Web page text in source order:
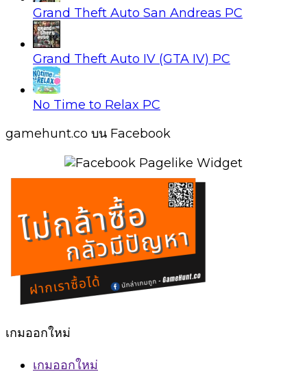
Grand Theft Auto San Andreas PC
Grand Theft Auto IV (GTA IV) PC
No Time to Relax PC
gamehunt.co บน Facebook
เกมออกใหม่
เกมออกใหม่